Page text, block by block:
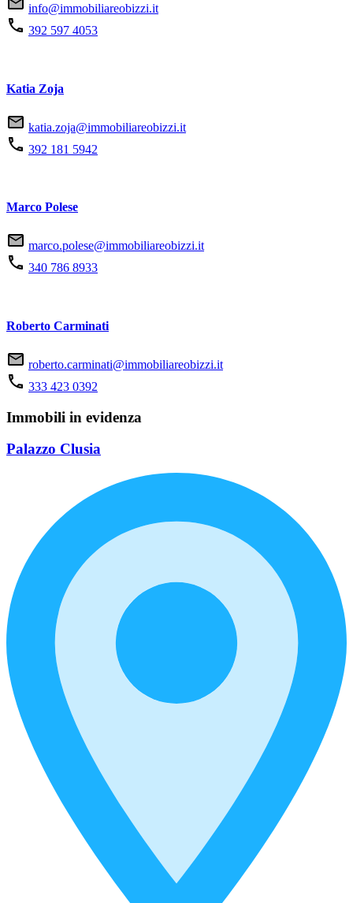
info@immobiliareobizzi.it
392 597 4053
Katia Zoja
katia.zoja@immobiliareobizzi.it
392 181 5942
Marco Polese
marco.polese@immobiliareobizzi.it
340 786 8933
Roberto Carminati
roberto.carminati@immobiliareobizzi.it
333 423 0392
Immobili in evidenza
Palazzo Clusia